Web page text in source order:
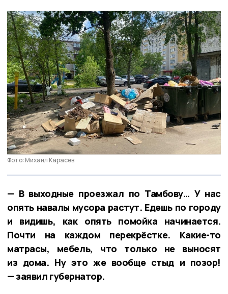
Фото: Михаил Карасев
— В выходные проезжал по Тамбову… У нас
опять навалы мусора растут. Едешь по городу
и видишь, как опять помойка начинается.
Почти на каждом перекрёстке. Какие-то
матрасы, мебель, что только не выносят
из дома. Ну это же вообще стыд и позор!
— заявил губернатор.